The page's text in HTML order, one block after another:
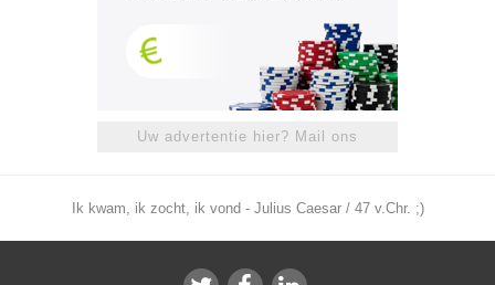
Uw advertentie hier? Mail ons
Ik kwam, ik zocht, ik vond - Julius Caesar / 47 v.Chr. ;)